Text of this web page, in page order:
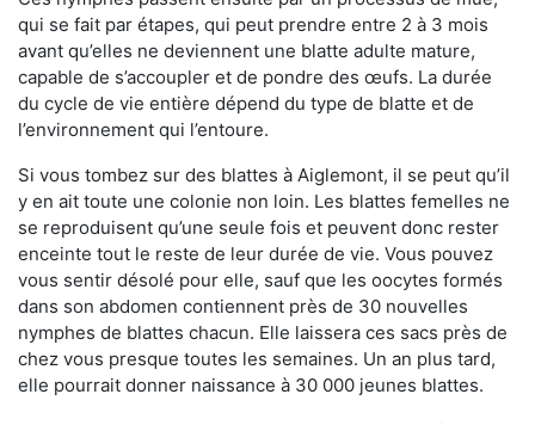
qui se fait par étapes, qui peut prendre entre 2 à 3 mois
avant qu’elles ne deviennent une blatte adulte mature,
capable de s’accoupler et de pondre des œufs. La durée
du cycle de vie entière dépend du type de blatte et de
l’environnement qui l’entoure.
Si vous tombez sur des blattes à Aiglemont, il se peut qu’il
y en ait toute une colonie non loin. Les blattes femelles ne
se reproduisent qu’une seule fois et peuvent donc rester
enceinte tout le reste de leur durée de vie. Vous pouvez
vous sentir désolé pour elle, sauf que les oocytes formés
dans son abdomen contiennent près de 30 nouvelles
nymphes de blattes chacun. Elle laissera ces sacs près de
chez vous presque toutes les semaines. Un an plus tard,
elle pourrait donner naissance à 30 000 jeunes blattes.